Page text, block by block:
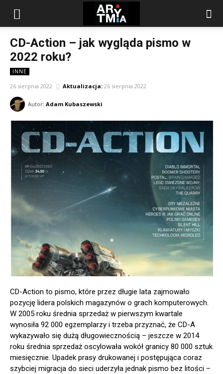
arytmia.eu
CD-Action – jak wygląda pismo w
2022 roku?
INNE
26 sierpnia 2022 Aktualizacja: 26 sierpnia 2022
Autor: Adam Kubaszewski
CD-Action to pismo, które przez długie lata zajmowało
pozycję lidera polskich magazynów o grach komputerowych.
W 2005 roku średnia sprzedaż w pierwszym kwartale
wynosiła 92 000 egzemplarzy i trzeba przyznać, że CD-A
wykazywało się dużą długowiecznością – jeszcze w 2014
roku średnia sprzedaż oscylowała wokół granicy 80 000 sztuk
miesięcznie. Upadek prasy drukowanej i postępująca coraz
szybciej migracja do sieci uderzyła jednak pismo bez litości –